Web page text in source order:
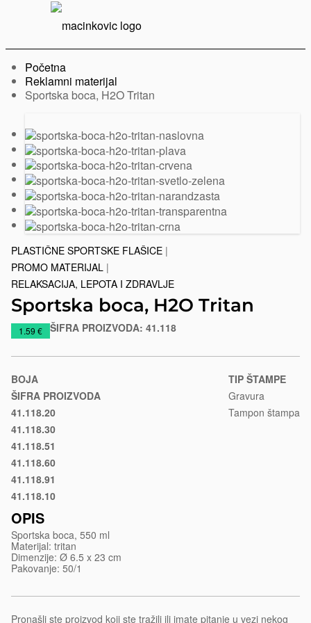
Početna
Reklamni materijal
Trenutno:
Sportska boca, H2O Tritan
Prethodni
slajd
Sledeći
slajd
PLASTIČNE SPORTSKE FLAŠICE |
PROMO MATERIJAL |
RELAKSACIJA, LEPOTA I ZDRAVLJE
Sportska boca, H2O Tritan
https://www.macinkovic.rs/reklamni-
h2o-
tritan
1.59 € ŠIFRA PROIZVODA: 41.118
BOJA
ŠIFRA PROIZVODA
Plava
41.118.20
Crvena
41.118.30
Svetlo
zelena
41.118.51
Narandžasta
41.118.60
Transparentna
41.118.91
Crna
41.118.10
TIP ŠTAMPE
Gravura
Tampon štampa
OPIS
Sportska boca, 550 ml
Materijal: tritan
Dimenzije: Ø 6.5 x 23 cm
Pakovanje: 50/1
Pronašli ste proizvod koji ste tražili ili imate pitanje u vezi nekog